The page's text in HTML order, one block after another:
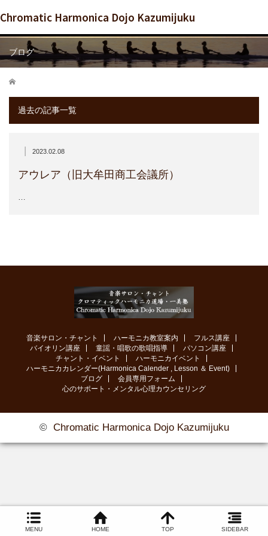
Chromatic Harmonica Dojo Kazumijuku
ブログ
ホーム
過去の記事一覧
| 2023.02.08
アウレア（旧大牟田商工会議所）
音楽サロン・チャント ハーモニカ教室案内
フルス講座
バイオリン講座
童謡・唱歌の歌唱指導
パソコン講座
チャント・イベント
ハーモニカイベント
ハーモニカカレンダー(Harmonica Calender , Lesson ＆ Event)
ブログ
会員専用フォーム
心のサポート・メンタル心理カウンセリング
MENU HOME TOP SIDEBAR
© Chromatic Harmonica Dojo Kazumijuku